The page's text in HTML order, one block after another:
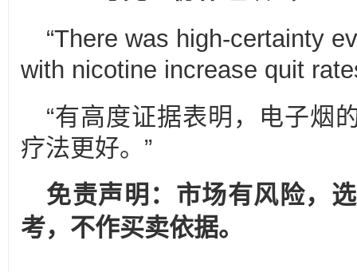
“There was high‐certainty
with nicotine increase quit
“有高度证据表明，电子烟
疗法更好。”
免责声明：市场有风险，
考，不作买卖依据。